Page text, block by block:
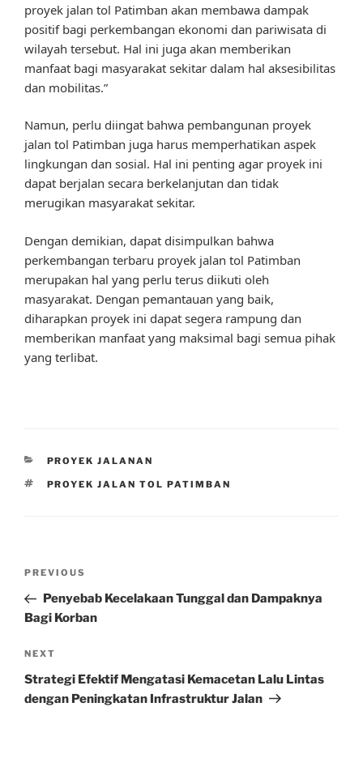
proyek jalan tol Patimban akan membawa dampak
positif bagi perkembangan ekonomi dan pariwisata di
wilayah tersebut. Hal ini juga akan memberikan
manfaat bagi masyarakat sekitar dalam hal aksesibilitas
dan mobilitas.”
Namun, perlu diingat bahwa pembangunan proyek
jalan tol Patimban juga harus memperhatikan aspek
lingkungan dan sosial. Hal ini penting agar proyek ini
dapat berjalan secara berkelanjutan dan tidak
merugikan masyarakat sekitar.
Dengan demikian, dapat disimpulkan bahwa
perkembangan terbaru proyek jalan tol Patimban
merupakan hal yang perlu terus diikuti oleh
masyarakat. Dengan pemantauan yang baik,
diharapkan proyek ini dapat segera rampung dan
memberikan manfaat yang maksimal bagi semua pihak
yang terlibat.
CATEGORIES
PROYEK JALANAN
TAGS
PROYEK JALAN TOL PATIMBAN
Previous
Post
PREVIOUS
Penyebab Kecelakaan Tunggal dan Dampaknya
Bagi Korban
Next
Post
NEXT
Strategi Efektif Mengatasi Kemacetan Lalu Lintas
dengan Peningkatan Infrastruktur Jalan